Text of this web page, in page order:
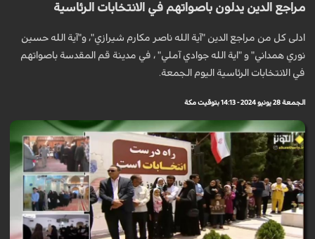
مراجع الدين يدلون باصواتهم في الانتخابات الرئاسية
ادلى كل من مراجع الدين "آية الله ناصر مكارم شيرازي"، و"آية الله حسين
نوري همداني" و "اية الله جوادي آملي" ، في مدينة قم المقدسة باصواتهم
في الانتخابات الرئاسية اليوم الجمعة.
الجمعة 28 يونيو 2024 - 14:13 بتوقيت مكة